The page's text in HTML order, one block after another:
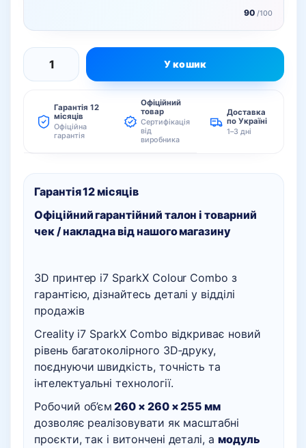
Гарантія 12 місяців
Офіційний гарантійний талон і товарний
чек / накладнавід нашого магазину
3D принтер i7 SparkX Colour Combo з
гарантією, дізнайтесь деталі у відділі
продажів
Creality i7 SparkX Combo відкриває новий
рівень багатоколірного 3D‑друку,
поєднуючи швидкість, точність та
інтелектуальні технології.
Робочий об’єм 260 × 260 × 255 мм
дозволяє реалізовувати як масштабні
проєкти, так і витончені деталі, а модуль
90 /100
Creality
Color
принтер
кількість
У кошик
Гарантія 12
місяців
Офіційна
гарантія
Офіційний
товар
Сертифікація
від
виробника
Доставка
по Україні
1–3 дні